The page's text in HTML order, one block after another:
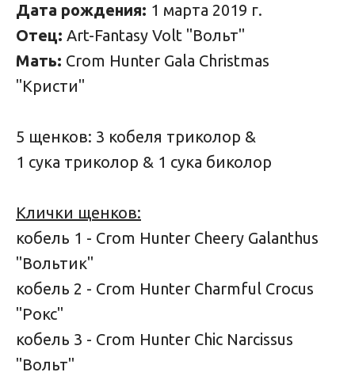
Дата рождения: 1 марта 2019 г.
Отец: Art-Fantasy Volt "Вольт"
Мать: Crom Hunter Gala Christmas
"Кристи"
5 щенков: 3 кобеля триколор &
1 сука триколор & 1 сука биколор
Клички щенков:
кобель 1 - Crom Hunter Cheery Galanthus
"Вольтик"
кобель 2 - Crom Hunter Charmful Crocus
"Рокс"
кобель 3 - Crom Hunter Chic Narcissus
"Вольт"